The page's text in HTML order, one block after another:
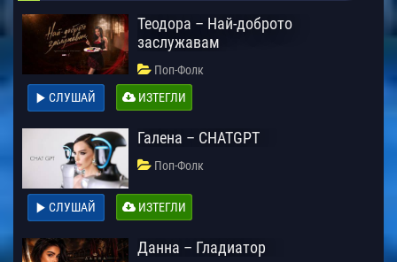
Теодора – Най-доброто
заслужавам
Поп-Фолк
СЛУШАЙ
ИЗТЕГЛИ
Галена – CHATGPT
Поп-Фолк
СЛУШАЙ ИЗТЕГЛИ
Данна – Гладиатор